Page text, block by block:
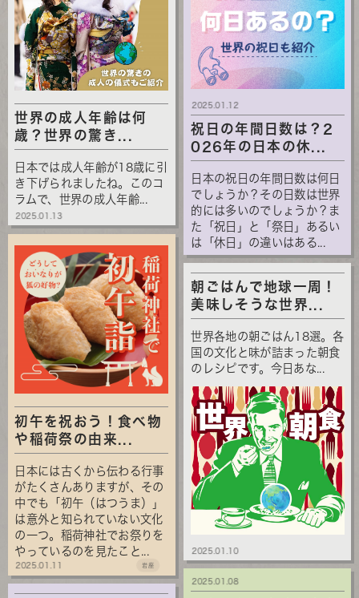
世界の成人年齢は何
歳？世界の驚き...
日本では成人年齢が18歳に引
き下げられましたね。このコ
ラムで、世界の成人年齢...
2025.01.13
祝日の年間日数は？2
026年の日本の休...
日本の祝日の年間日数は何日
でしょうか？その日数は世界
的には多いのでしょうか？ま
た「祝日」と「祭日」あるい
は「休日」の違いはある...
2025.01.12
初午を祝おう！食べ物
や稲荷祭の由来...
日本には古くから伝わる行事
がたくさんありますが、その
中でも「初午（はつうま）」
は意外と知られていない文化
の一つ。稲荷神社でお祭りを
やっているのを見たこと...
2025.01.11 岩座
朝ごはんで地球一周！
美味しそうな世界...
世界各地の朝ごはん18選。各
国の文化と味が詰まった朝食
のレシピです。今日あな...
2025.01.10
2025.01.08